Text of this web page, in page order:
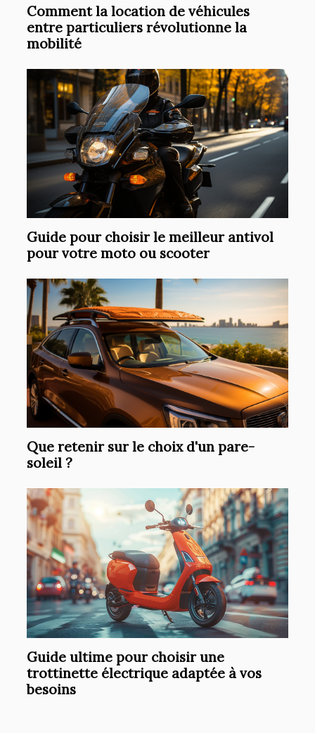
Comment la location de véhicules
entre particuliers révolutionne la
mobilité
Guide pour choisir le meilleur antivol
pour votre moto ou scooter
Que retenir sur le choix d'un pare-
soleil ?
Guide ultime pour choisir une
trottinette électrique adaptée à vos
besoins